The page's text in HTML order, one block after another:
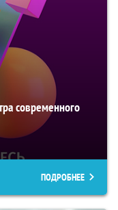
современного
ПОДРОБНЕЕ